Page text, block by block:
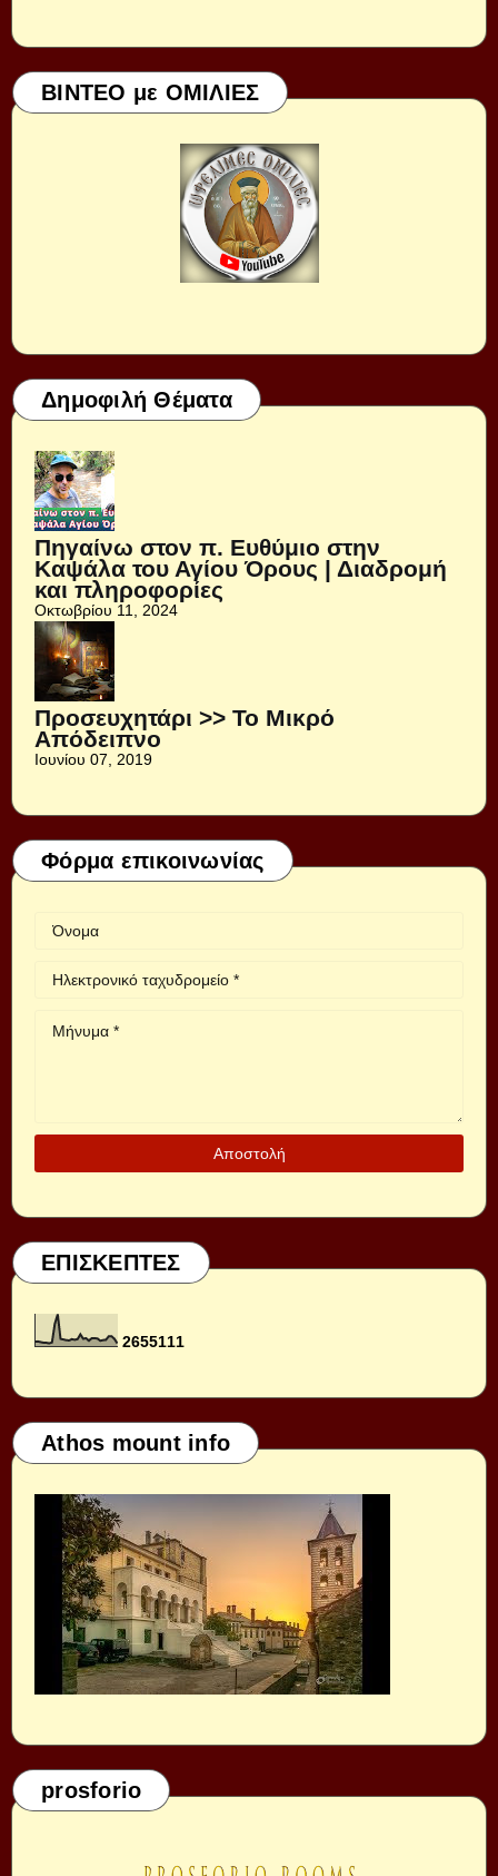
ΒΙΝΤΕΟ με ΟΜΙΛΙΕΣ
Δημοφιλή Θέματα
Πηγαίνω στον π. Ευθύμιο στην
Καψάλα του Αγίου Όρους | Διαδρομή
και πληροφορίες
Οκτωβρίου 11, 2024
Προσευχητάρι >> Το Μικρό
Απόδειπνο
Ιουνίου 07, 2019
Φόρμα επικοινωνίας
ΕΠΙΣΚΕΠΤΕΣ
2655111
Athos mount info
prosforio